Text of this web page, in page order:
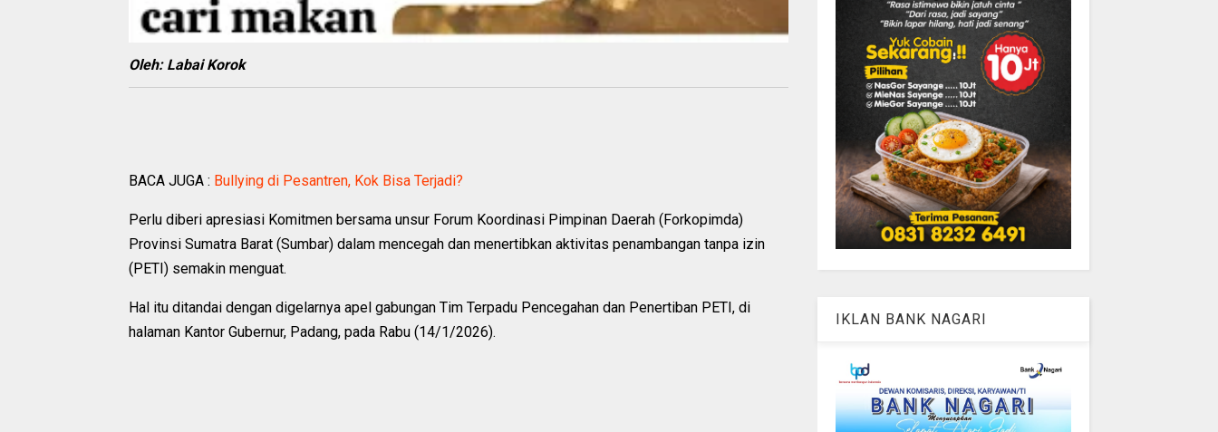
Oleh: Labai Korok
BACA JUGA : Bullying di Pesantren, Kok Bisa Terjadi?
Perlu diberi apresiasi Komitmen bersama unsur Forum Koordinasi Pimpinan Daerah (Forkopimda)
Provinsi Sumatra Barat (Sumbar) dalam mencegah dan menertibkan aktivitas penambangan tanpa izin
(PETI) semakin menguat.
Hal itu ditandai dengan digelarnya apel gabungan Tim Terpadu Pencegahan dan Penertiban PETI, di
halaman Kantor Gubernur, Padang, pada Rabu (14/1/2026).
IKLAN BANK NAGARI